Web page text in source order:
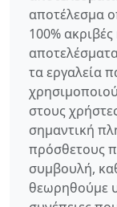
αποτέλεσμα
100%
τα εργαλεία
στους
σημαντική
πρόσθετους
συμβουλή,
θεωρηθούμε